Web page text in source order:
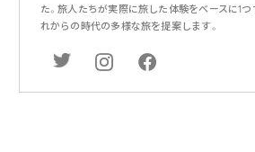
た。旅人たちが実際に旅した体験をベースに1つ
れからの時代の多様な旅を提案します。